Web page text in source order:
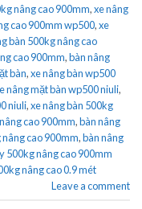
nâng cao 900mm,xe nâng
cao 900mm wp500,xe
bàn 500kg nâng cao
cao 900mm,bàn nâng
bàn,xe nâng bàn wp500
nâng mặt bàn wp500 niuli,
niuli,xe nâng bàn 500kg
cao 900mm,bàn nâng
cao 900mm,bàn nâng
500kg nâng cao 900mm
nâng cao 0.9 mét
Leave a comment